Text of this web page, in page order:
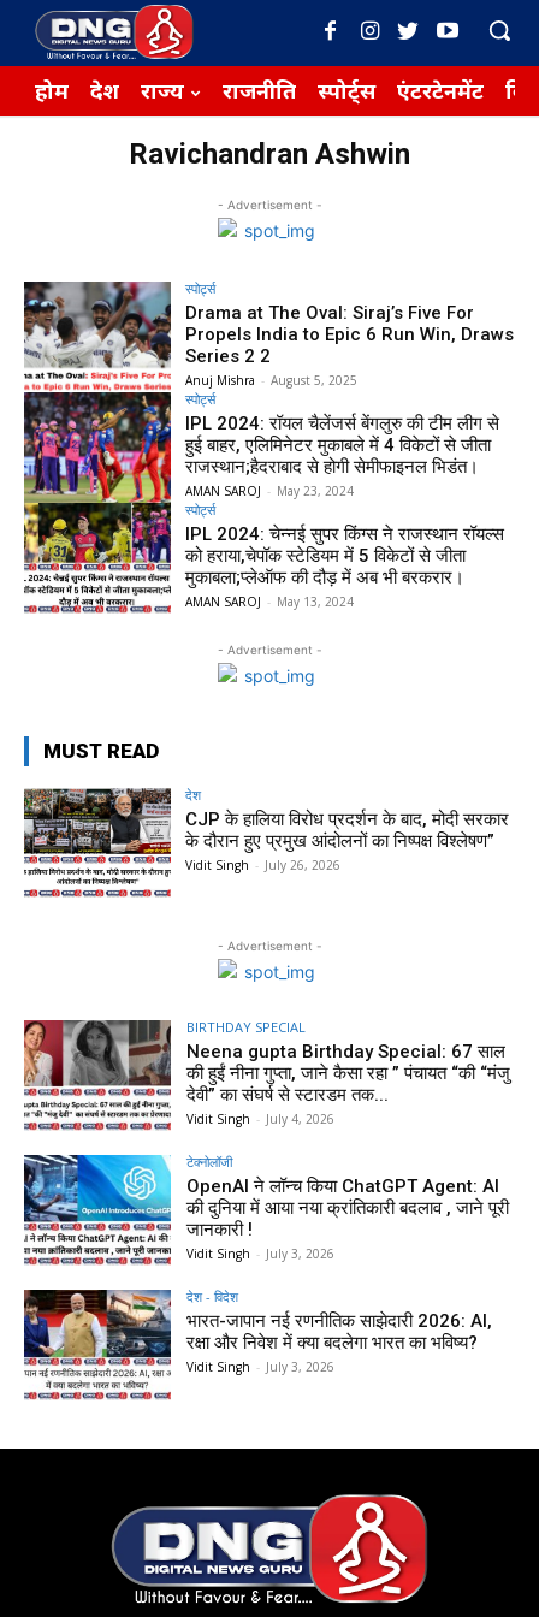
होम देश राज्य राजनीति स्पोर्ट्स एंटरटेनमेंट
Ravichandran Ashwin
- Advertisement -
स्पोर्ट्स
Drama at The Oval: Siraj’s Five For
Propels India to Epic 6 Run Win, Draws
Series 2 2
Anuj Mishra - August 5, 2025
स्पोर्ट्स
IPL 2024: रॉयल चैलेंजर्स बेंगलुरु की टीम लीग से
हुई बाहर, एलिमिनेटर मुकाबले में 4 विकेटों से जीता
राजस्थान;हैदराबाद से होगी सेमीफाइनल भिडंत।
AMAN SAROJ - May 23, 2024
स्पोर्ट्स
IPL 2024: चेन्नई सुपर किंग्स ने राजस्थान रॉयल्स
को हराया,चेपॉक स्टेडियम में 5 विकेटों से जीता
मुकाबला;प्लेऑफ की दौड़ में अब भी बरकरार।
AMAN SAROJ - May 13, 2024
- Advertisement -
MUST READ
देश
CJP के हालिया विरोध प्रदर्शन के बाद, मोदी सरकार
के दौरान हुए प्रमुख आंदोलनों का निष्पक्ष विश्लेषण”
Vidit Singh - July 26, 2026
- Advertisement -
BIRTHDAY SPECIAL
Neena gupta Birthday Special: 67 साल
की हुईं नीना गुप्ता, जाने कैसा रहा ” पंचायत “की “मंजु
देवी” का संघर्ष से स्टारडम तक...
Vidit Singh - July 4, 2026
टेक्नोलॉजी
OpenAI ने लॉन्च किया ChatGPT Agent: AI
की दुनिया में आया नया क्रांतिकारी बदलाव , जाने पूरी
जानकारी !
Vidit Singh - July 3, 2026
देश - विदेश
भारत-जापान नई रणनीतिक साझेदारी 2026: AI,
रक्षा और निवेश में क्या बदलेगा भारत का भविष्य?
Vidit Singh - July 3, 2026